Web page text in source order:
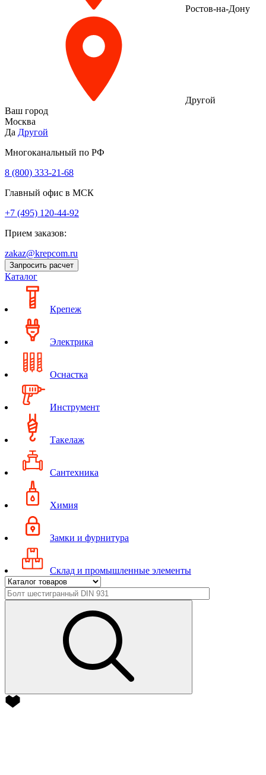
Ростов-на-Дону
Другой
Ваш город
Москва
Да Другой
Многоканальный по РФ
8 (800) 333‑21-68
Главный офис в МСК
+7 (495) 120-44-92
Прием заказов:
zakaz@krepcom.ru
Запросить расчет
Каталог
Крепеж
Электрика
Оснастка
Инструмент
Такелаж
Сантехника
Химия
Замки и фурнитура
Склад и промышленные элементы